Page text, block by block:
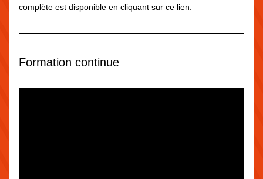
complète est disponible en cliquant sur ce lien.
Formation continue